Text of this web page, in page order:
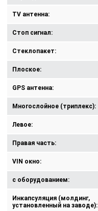
TV антенна:
Стоп сигнал:
Стеклопакет:
Плоское:
GPS антенна:
Многослойное (триплекс):
Левое:
Правая часть:
VIN окно:
с оборудованием:
Инкапсуляция (молдинг,
установленный на заводе):